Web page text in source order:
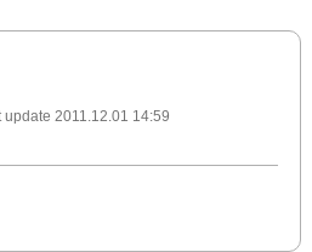
update 2011.12.01 14:59